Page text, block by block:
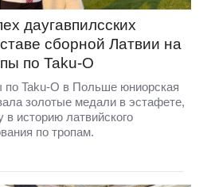
даугавпилсских
сборной Латвии на
по Taku-O
Taku-O в Польше юниорская
золотые медали в эстафете,
в историю латвийского
по тропам.